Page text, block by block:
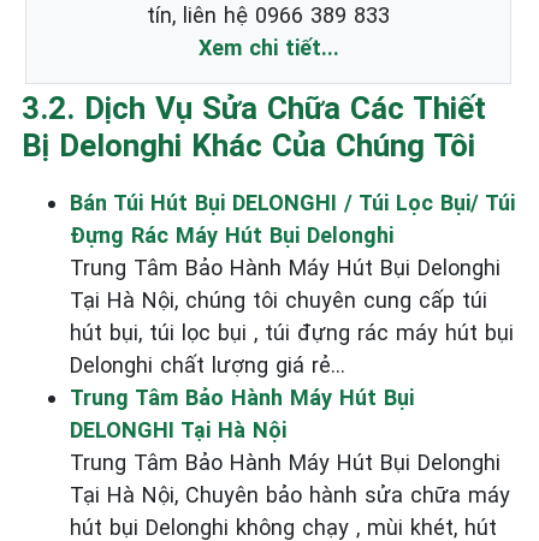
tín, liên hệ 0966 389 833
Xem chi tiết...
3.2. Dịch Vụ Sửa Chữa Các Thiết
Bị Delonghi Khác Của Chúng Tôi
Bán Túi Hút Bụi DELONGHI / Túi Lọc Bụi/ Túi
Đựng Rác Máy Hút Bụi Delonghi
Trung Tâm Bảo Hành Máy Hút Bụi Delonghi
Tại Hà Nội, chúng tôi chuyên cung cấp túi
hút bụi, túi lọc bụi , túi đựng rác máy hút bụi
Delonghi chất lượng giá rẻ...
Trung Tâm Bảo Hành Máy Hút Bụi
DELONGHI Tại Hà Nội
Trung Tâm Bảo Hành Máy Hút Bụi Delonghi
Tại Hà Nội, Chuyên bảo hành sửa chữa máy
hút bụi Delonghi không chạy , mùi khét, hút